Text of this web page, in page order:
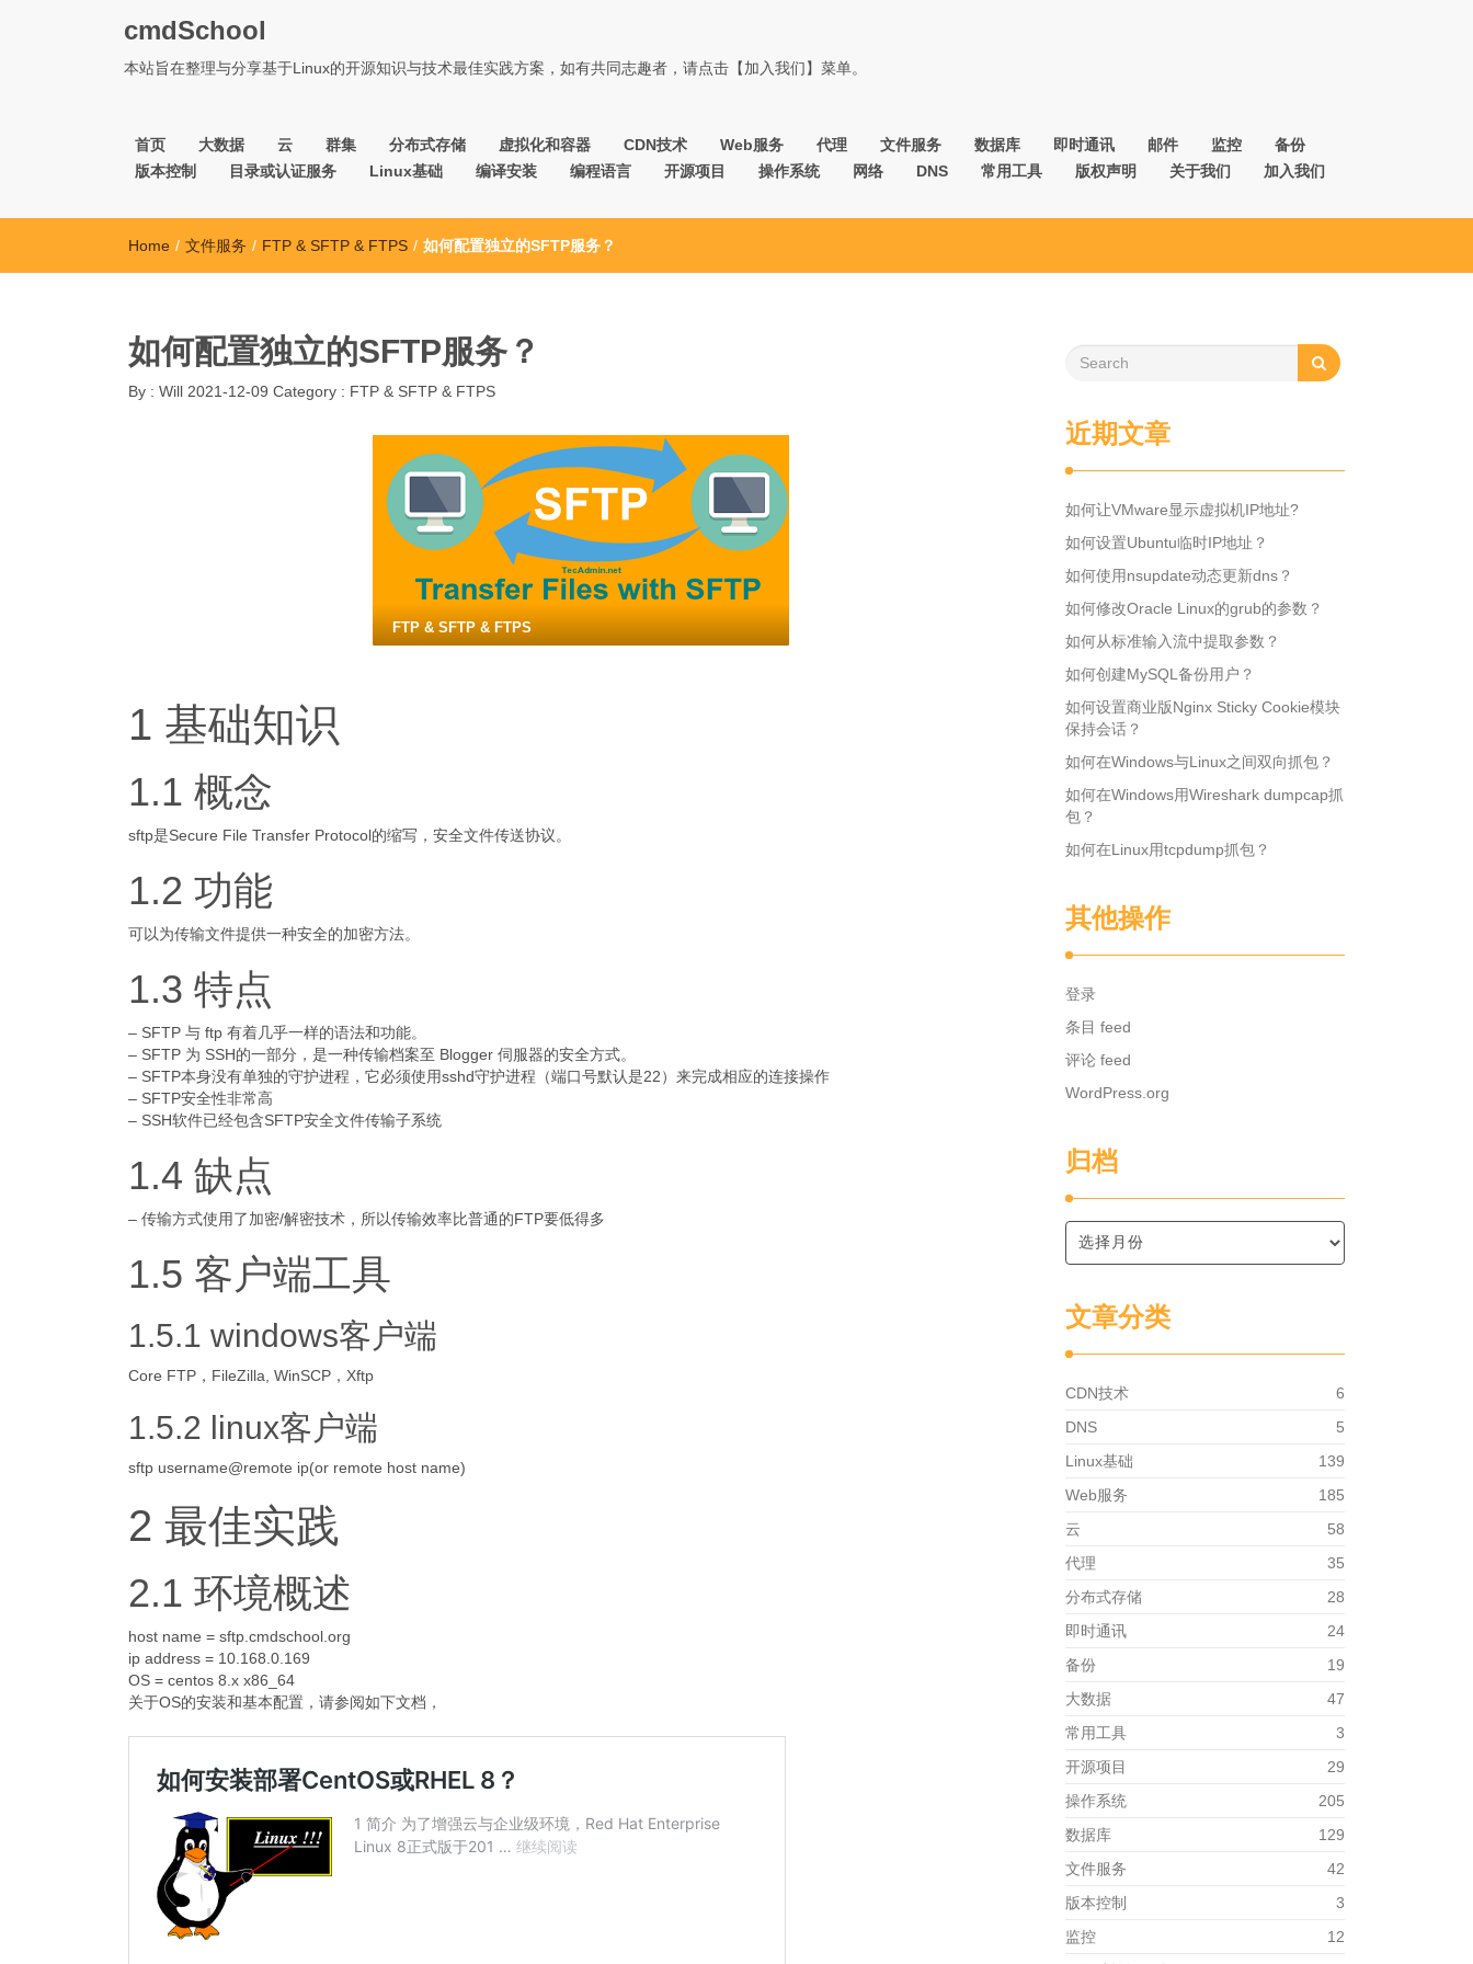
cmdSchool
本站旨在整理与分享基于Linux的开源知识与技术最佳实践方案，如有共同志趣者，请点击【加入我们】菜单。
首页 大数据 云 群集 分布式存储 虚拟化和容器 CDN技术 Web服务 代理 文件服务 数据库 即时通讯 邮件 监控
备份
版本控制
目录或认证服务 Linux基础 编译安装 编程语言 开源项目 操作系统 网络 DNS 常用工具 版权声明 关于我们 加入我们
Home / 文件服务 / FTP & SFTP & FTPS / 如何配置独立的SFTP服务？
如何配置独立的SFTP服务？
By : Will 2021-12-09 Category : FTP & SFTP & FTPS
FTP & SFTP & FTPS
1 基础知识
1.1 概念
sftp是Secure File Transfer Protocol的缩写，安全文件传送协议。
1.2 功能
可以为传输文件提供一种安全的加密方法。
1.3 特点
– SFTP 与 ftp 有着几乎一样的语法和功能。
– SFTP 为 SSH的一部分，是一种传输档案至 Blogger 伺服器的安全方式。
– SFTP本身没有单独的守护进程，它必须使用sshd守护进程（端口号默认是22）来完成相应的连接操作
– SFTP安全性非常高
– SSH软件已经包含SFTP安全文件传输子系统
1.4 缺点
– 传输方式使用了加密/解密技术，所以传输效率比普通的FTP要低得多
1.5 客户端工具
1.5.1 windows客户端
Core FTP，FileZilla, WinSCP，Xftp
1.5.2 linux客户端
sftp username@remote ip(or remote host name)
2 最佳实践
2.1 环境概述
host name = sftp.cmdschool.org
ip address = 10.168.0.169
OS = centos 8.x x86_64
关于OS的安装和基本配置，请参阅如下文档，
近期文章
如何让VMware显示虚拟机IP地址?
如何设置Ubuntu临时IP地址？
如何使用nsupdate动态更新dns？
如何修改Oracle Linux的grub的参数？
如何从标准输入流中提取参数？
如何创建MySQL备份用户？
如何设置商业版Nginx Sticky Cookie模块
保持会话？
如何在Windows与Linux之间双向抓包？
如何在Windows用Wireshark dumpcap抓
包？
如何在Linux用tcpdump抓包？
其他操作
登录
条目 feed
评论 feed
WordPress.org
归档
文章分类
CDN技术
6
DNS
5
Linux基础
139
Web服务
185
云
58
代理
35
分布式存储
28
即时通讯
24
备份
19
大数据
47
常用工具
3
开源项目
29
操作系统
205
数据库
129
文件服务
42
版本控制
3
监控
12